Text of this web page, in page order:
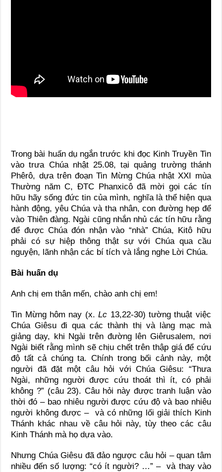
Trong bài huấn dụ ngắn trước khi đọc Kinh Truyền Tin
vào trưa Chúa nhật 25.08, tại quảng trường thánh
Phêrô, dựa trên đoạn Tin Mừng Chúa nhật XXI mùa
Thường năm C, ĐTC Phanxicô đã mời gọi các tín
hữu hãy sống đức tin của mình, nghĩa là thể hiện qua
hành động, yêu Chúa và tha nhân, con đường hẹp để
vào Thiên đàng. Ngài cũng nhắn nhủ các tín hữu rằng
để được Chúa đón nhận vào “nhà” Chúa, Kitô hữu
phải có sự hiệp thông thật sự với Chúa qua cầu
nguyện, lãnh nhận các bí tích và lắng nghe Lời Chúa.
Bài huấn dụ
Anh chị em thân mến, chào anh chị em!
Tin Mừng hôm nay (x.Lc 13,22-30) tường thuật việc
Chúa Giêsu đi qua các thành thị và làng mạc mà
giảng dạy, khi Ngài trên đường lên Giêrusalem, nơi
Ngài biết rằng mình sẽ chịu chết trên thập giá để cứu
độ tất cả chúng ta. Chính trong bối cảnh này, một
người đã đặt một câu hỏi với Chúa Giêsu: “Thưa
Ngài, những người được cứu thoát thì ít, có phải
không ?” (câu 23). Câu hỏi này được tranh luận vào
thời đó – bao nhiêu người được cứu độ và bao nhiêu
người không được – và có những lối giải thích Kinh
Thánh khác nhau về câu hỏi này, tùy theo các câu
Kinh Thánh mà họ dựa vào.
Nhưng Chúa Giêsu đã đảo ngược câu hỏi – quan tâm
nhiều đến số lượng: “có ít người? …” – và thay vào